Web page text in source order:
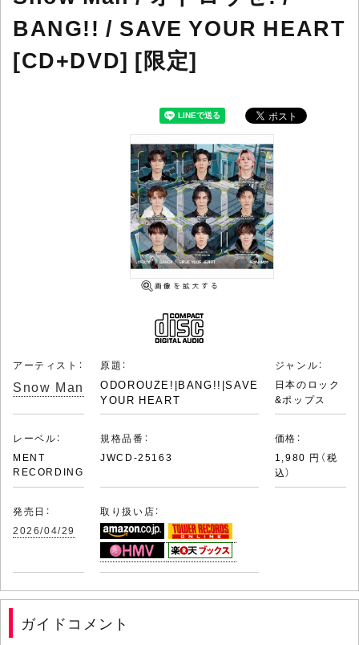
BANG!! / SAVE YOUR HEART
[CD+DVD] [限定]
アーティスト：
Snow Man
原題：
ODOROUZE!|BANG!!|SAVE
YOUR HEART
ジャンル：
日本のロック
&ポップス
レーベル：
MENT
RECORDING
規格品番：
JWCD-25163
価格：
1,980 円（税
込）
発売日：
2026/04/29
取り扱い店：
ガイドコメント